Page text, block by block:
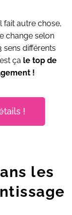
fait autre chose,
change selon
sens différents
ça le top de
!
!
les